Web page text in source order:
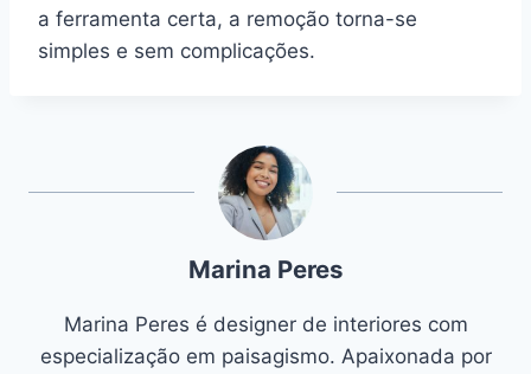
a ferramenta certa, a remoção torna-se
simples e sem complicações.
Marina Peres
Marina Peres é designer de interiores com
especialização em paisagismo. Apaixonada por